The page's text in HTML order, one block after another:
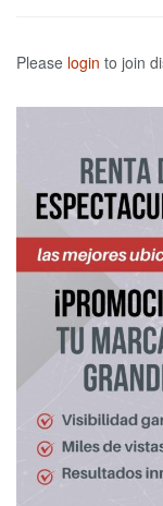
Please login to join